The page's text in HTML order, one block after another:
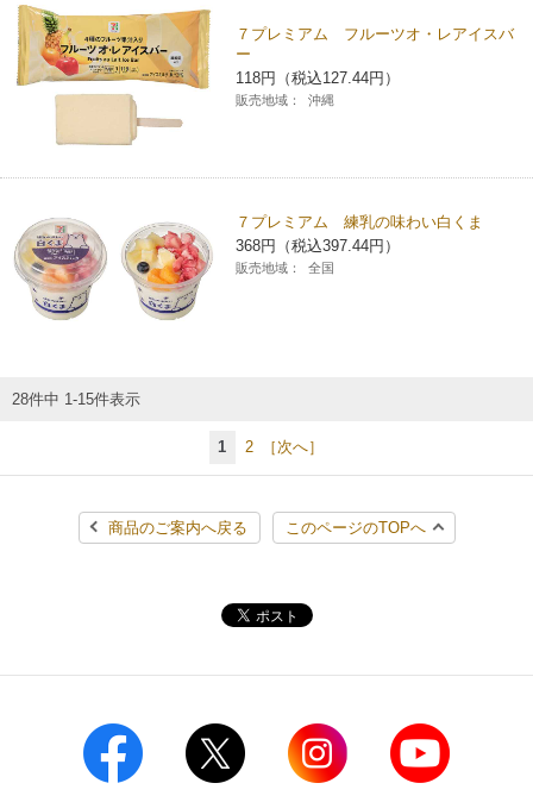
７プレミアム フルーツオ・レアイスバ
ー
118円（税込127.44円）
販売地域： 沖縄
７プレミアム 練乳の味わい白くま
368円（税込397.44円）
販売地域： 全国
28件中 1-15件表示
1 2 ［次へ］
商品のご案内へ戻る このページのTOPへ